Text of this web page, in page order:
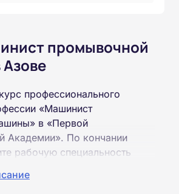
промывочной
профессионального
«Машинист
в «Первой
Академии». По кончании
рабочую специальность
разряда.